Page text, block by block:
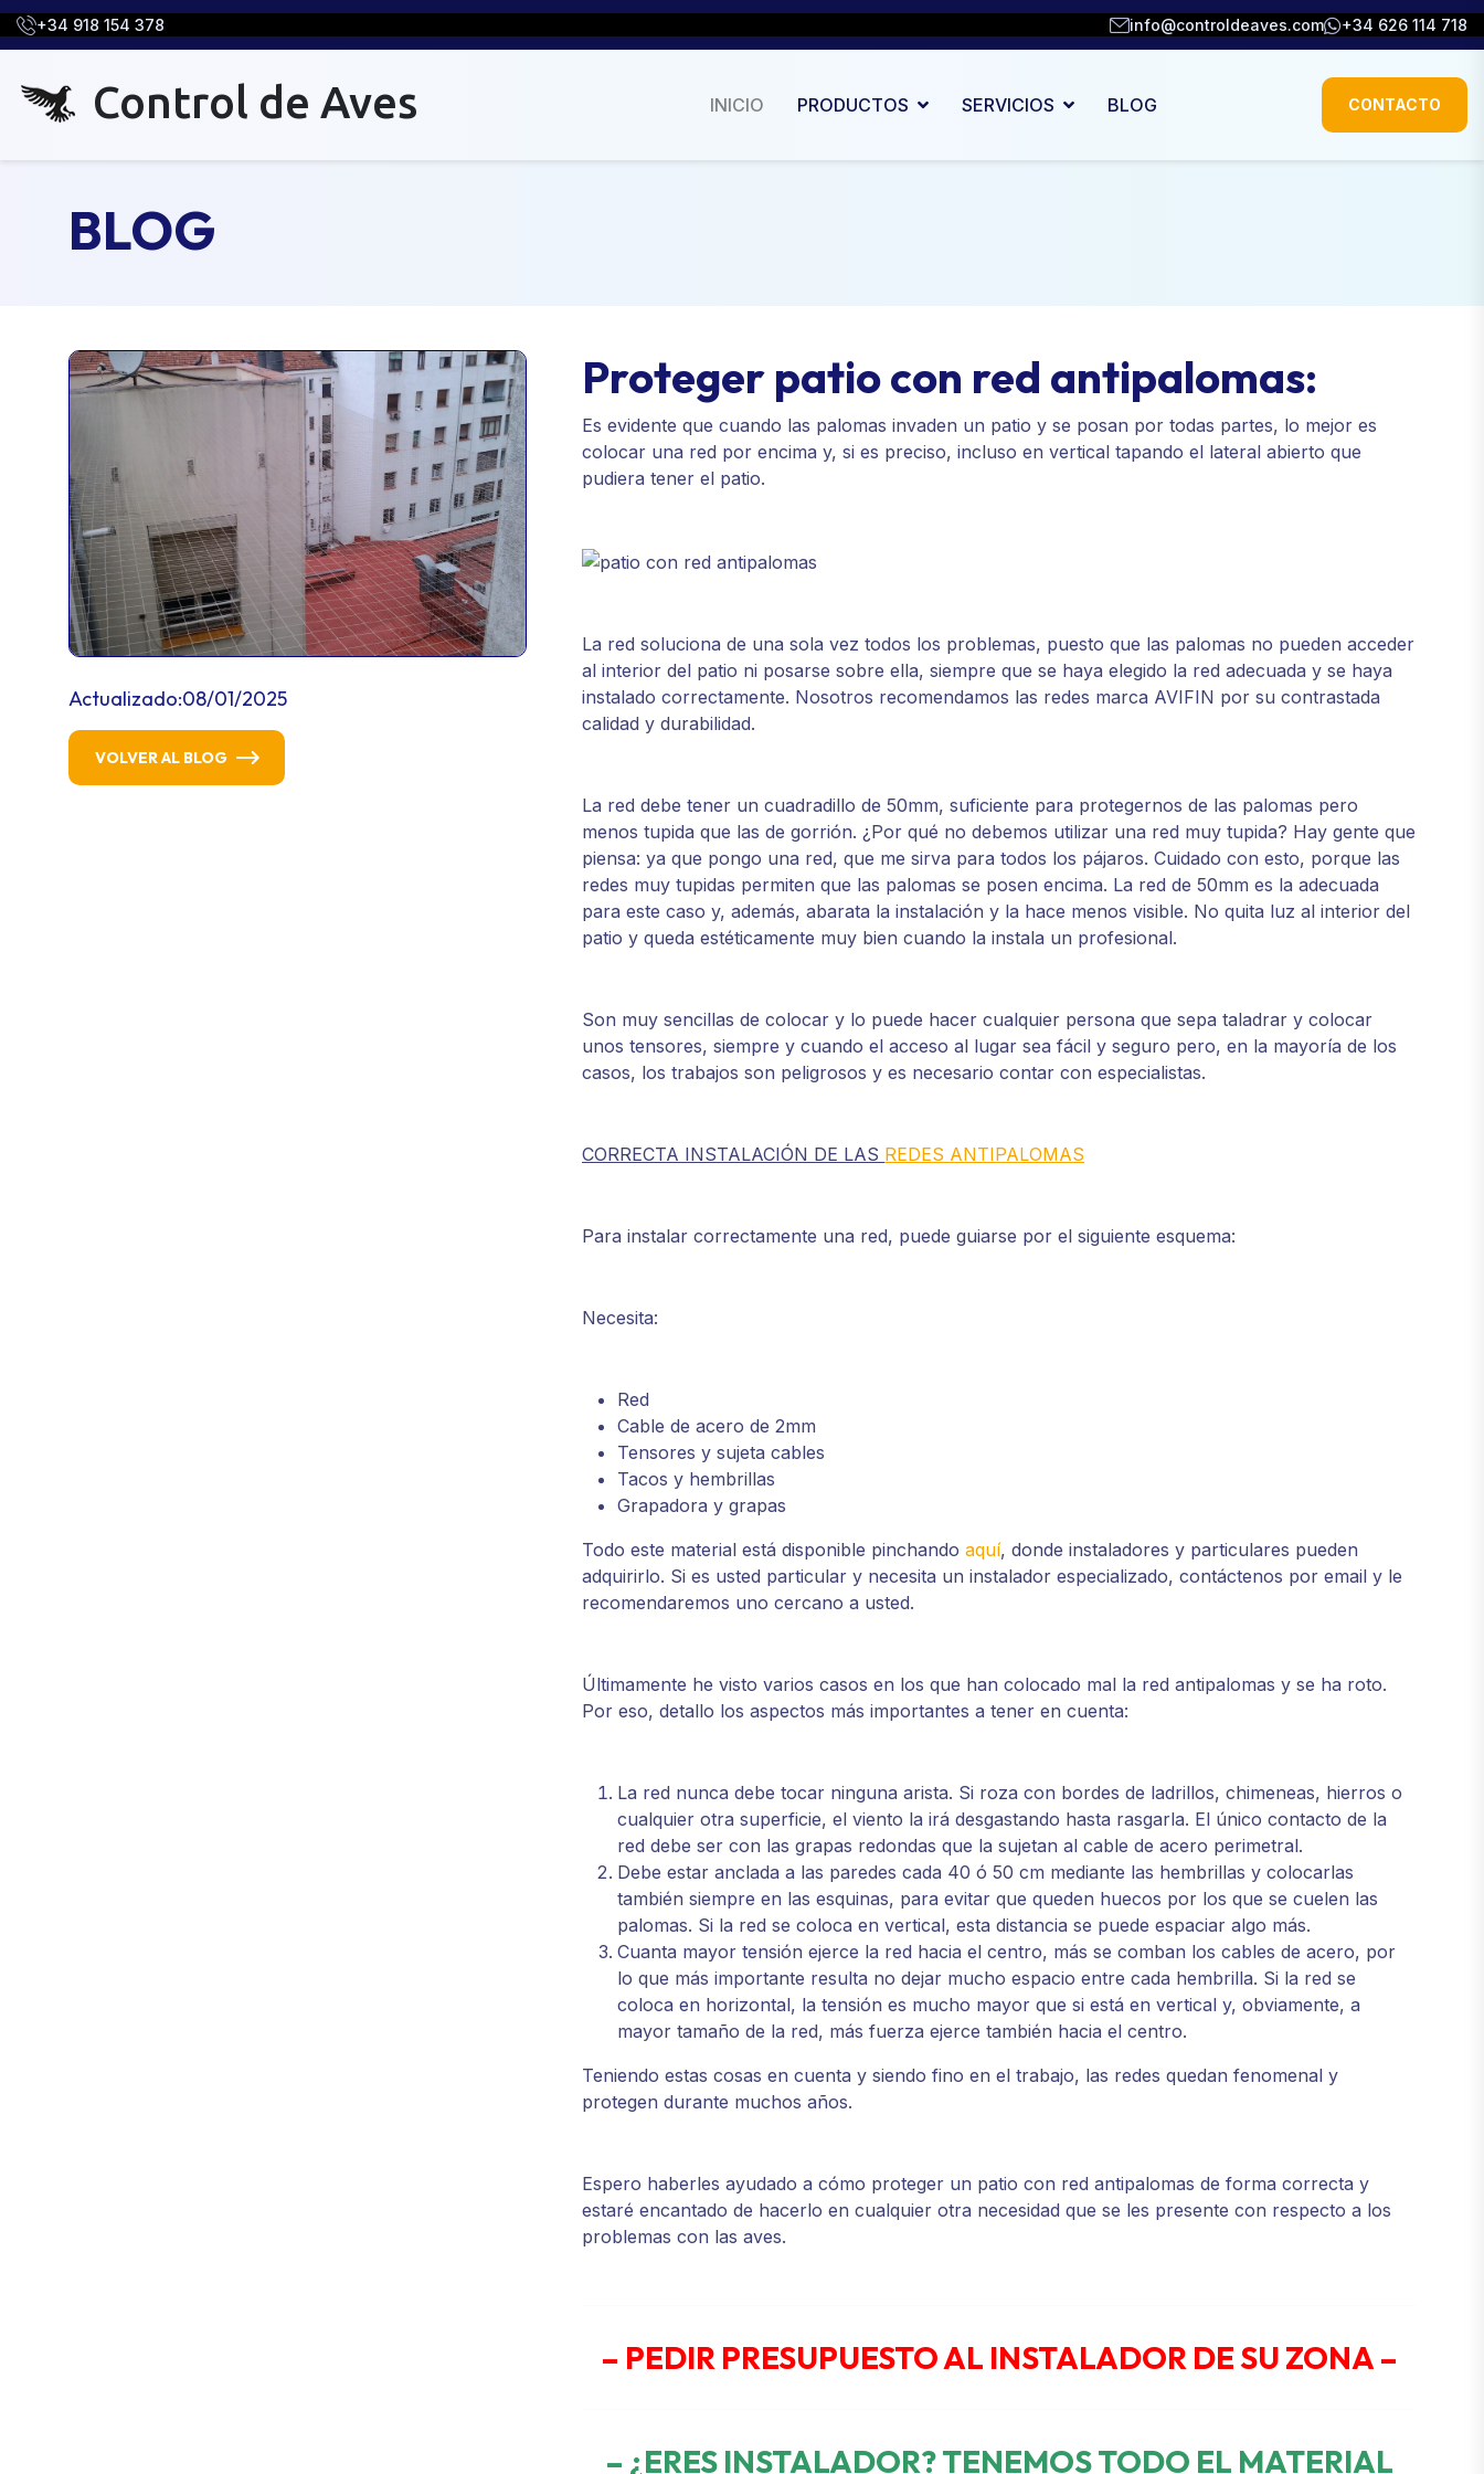
+34 918 154 378 info@controldeaves.com +34 626 114 718
Control de Aves INICIO PRODUCTOS SERVICIOS BLOG CONTACTO
BLOG
Actualizado:08/01/2025
VOLVER AL BLOG
Proteger patio con red antipalomas:
Es evidente que cuando las palomas invaden un patio y se posan por todas partes, lo mejor es
colocar una red por encima y, si es preciso, incluso en vertical tapando el lateral abierto que
pudiera tener el patio.
La red soluciona de una sola vez todos los problemas, puesto que las palomas no pueden acceder
al interior del patio ni posarse sobre ella, siempre que se haya elegido la red adecuada y se haya
instalado correctamente. Nosotros recomendamos las redes marca AVIFIN por su contrastada
calidad y durabilidad.
La red debe tener un cuadradillo de 50mm, suficiente para protegernos de las palomas pero
menos tupida que las de gorrión. ¿Por qué no debemos utilizar una red muy tupida? Hay gente que
piensa: ya que pongo una red, que me sirva para todos los pájaros. Cuidado con esto, porque las
redes muy tupidas permiten que las palomas se posen encima. La red de 50mm es la adecuada
para este caso y, además, abarata la instalación y la hace menos visible. No quita luz al interior del
patio y queda estéticamente muy bien cuando la instala un profesional.
Son muy sencillas de colocar y lo puede hacer cualquier persona que sepa taladrar y colocar
unos tensores, siempre y cuando el acceso al lugar sea fácil y seguro pero, en la mayoría de los
casos, los trabajos son peligrosos y es necesario contar con especialistas.
CORRECTA INSTALACIÓN DE LAS REDES ANTIPALOMAS
Para instalar correctamente una red, puede guiarse por el siguiente esquema:
Necesita:
Red
Cable de acero de 2mm
Tensores y sujeta cables
Tacos y hembrillas
Grapadora y grapas
Todo este material está disponible pinchando aquí, donde instaladores y particulares pueden
adquirirlo. Si es usted particular y necesita un instalador especializado, contáctenos por email y le
recomendaremos uno cercano a usted.
Últimamente he visto varios casos en los que han colocado mal la red antipalomas y se ha roto.
Por eso, detallo los aspectos más importantes a tener en cuenta:
La red nunca debe tocar ninguna arista. Si roza con bordes de ladrillos, chimeneas, hierros o
cualquier otra superficie, el viento la irá desgastando hasta rasgarla. El único contacto de la
red debe ser con las grapas redondas que la sujetan al cable de acero perimetral.
Debe estar anclada a las paredes cada 40 ó 50 cm mediante las hembrillas y colocarlas
también siempre en las esquinas, para evitar que queden huecos por los que se cuelen las
palomas. Si la red se coloca en vertical, esta distancia se puede espaciar algo más.
Cuanta mayor tensión ejerce la red hacia el centro, más se comban los cables de acero, por
lo que más importante resulta no dejar mucho espacio entre cada hembrilla. Si la red se
coloca en horizontal, la tensión es mucho mayor que si está en vertical y, obviamente, a
mayor tamaño de la red, más fuerza ejerce también hacia el centro.
Teniendo estas cosas en cuenta y siendo fino en el trabajo, las redes quedan fenomenal y
protegen durante muchos años.
Espero haberles ayudado a cómo proteger un patio con red antipalomas de forma correcta y
estaré encantado de hacerlo en cualquier otra necesidad que se les presente con respecto a los
problemas con las aves.
– PEDIR PRESUPUESTO AL INSTALADOR DE SU ZONA –
– ¿ERES INSTALADOR? TENEMOS TODO EL MATERIAL